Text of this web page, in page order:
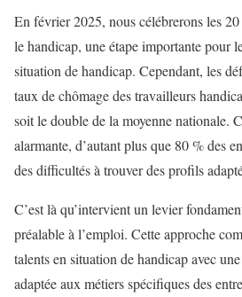
En février 2025, nous célébrerons les
le handicap, une étape importante pour
situation de handicap. Cependant, les
taux de chômage des travailleurs
soit le double de la moyenne nationale.
alarmante, d’autant plus que 80 % des
des difficultés à trouver des profils
C’est là qu’intervient un levier
préalable à l’emploi. Cette approche
talents en situation de handicap avec
adaptée aux métiers spécifiques des